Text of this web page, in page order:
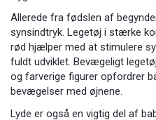
Allerede fra fødslen af
synsindtryk. Legetøj i stærke
rød hjælper med at stimulere
fuldt udviklet. Bevægeligt
og farverige figurer opfordrer
bevægelser med øjnene.
Lyde er også en vigtig del af